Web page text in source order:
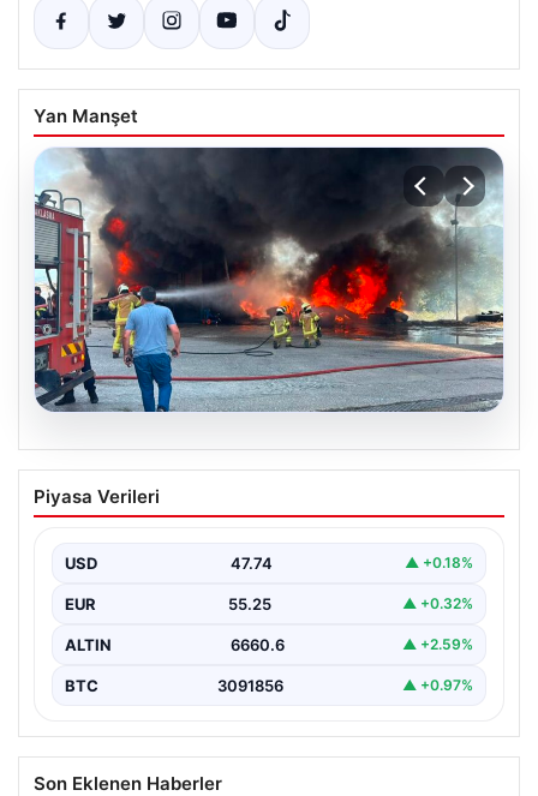
Yan Manşet
Dumanlar ilçeyi kapladı: Bursa’da
tamirhanede yangın
Piyasa Verileri
USD 47.74 ▲ +0.18%
EUR 55.25 ▲ +0.32%
ALTIN 6660.6 ▲ +2.59%
BTC 3091856 ▲ +0.97%
Son Eklenen Haberler